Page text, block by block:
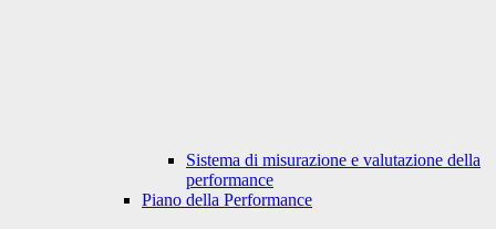
Sistema di misurazione e valutazione della
performance
Piano della Performance